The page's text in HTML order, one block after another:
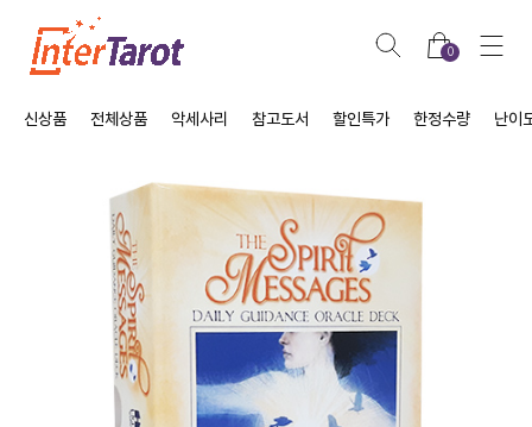
0
신상품 전체상품 악세사리 참고도서 할인특가 한정수량 난이